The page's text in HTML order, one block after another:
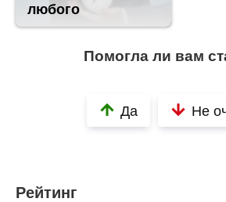
любого
Помогла ли вам
Да Не
Рейтинг